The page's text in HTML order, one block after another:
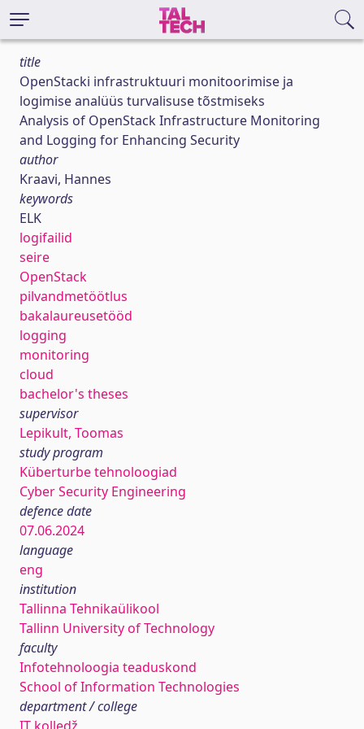
title
OpenStacki infrastruktuuri monitoorimise ja
logimise analüüs turvalisuse tõstmiseks
Analysis of OpenStack Infrastructure Monitoring
and Logging for Enhancing Security
author
Kraavi, Hannes
keywords
ELK
logifailid
seire
OpenStack
pilvandmetöötlus
bakalaureusetööd
logging
monitoring
cloud
bachelor's theses
supervisor
Lepikult, Toomas
study program
Küberturbe tehnoloogiad
Cyber Security Engineering
defence date
07.06.2024
language
eng
institution
Tallinna Tehnikaülikool
Tallinn University of Technology
faculty
Infotehnoloogia teaduskond
School of Information Technologies
department / college